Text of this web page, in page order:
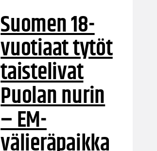
Suomen 18-
vuotiaat tytöt
taistelivat
Puolan nurin
– EM-